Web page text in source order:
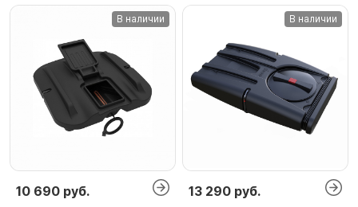
В наличии
10 690 руб.
В наличии
13 290 руб.